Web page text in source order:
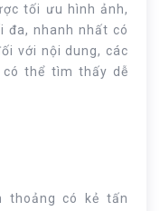
tối ưu hình ảnh,
đa, nhanh nhất có
với nội dung, các
thể tìm thấy dễ
thoảng có kẻ tấn